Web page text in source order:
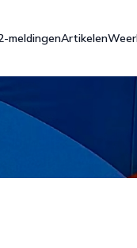
meldingenArtikelenWeer